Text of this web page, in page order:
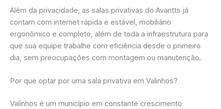
Além da privacidade, as salas privativas do Avantts já
contam com internet rápida e estável, mobiliário
ergonômico e completo, além de toda a infraestrutura para
que sua equipe trabalhe com eficiência desde o primeiro
dia, sem preocupações com montagem ou manutenção.
Por que optar por uma sala privativa em Valinhos?
Valinhos é um município em constante crescimento